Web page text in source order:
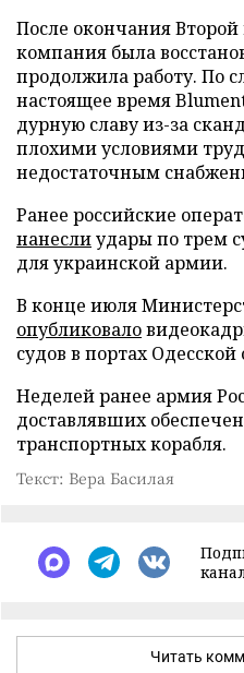
После окончания
компания была
продолжила работу. По
настоящее время
дурную славу из-за
плохими условиями
недостаточным
Ранее российские
нанеслиудары по трем
для украинской армии.
В конце июля
опубликовало
судов в портах Одесской
Неделей ранее армия
доставлявших
транспортных корабля.
Текст: Вера Басилая
Читать